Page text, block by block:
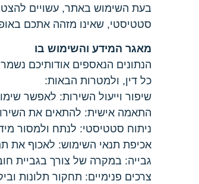
בעת השימוש באתר, עשויים
סטטיסטי, שאינו מזהה אתכם
מאגר המידע והשימוש בו
הנתונים הנאספים אודותיכם
כל דין, ולמטרות הבאות:
שיפור וייעול השירות: לאפשר
התאמה אישית: להתאים את
ניתוח סטטיסטי: לנתח ולמסור
אכיפת תנאי השימוש: לאכוף את
גבייה: במקרה של צורך בגביית
צרכים פנימיים: תחקור תלונות